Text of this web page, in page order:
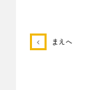
まえへ